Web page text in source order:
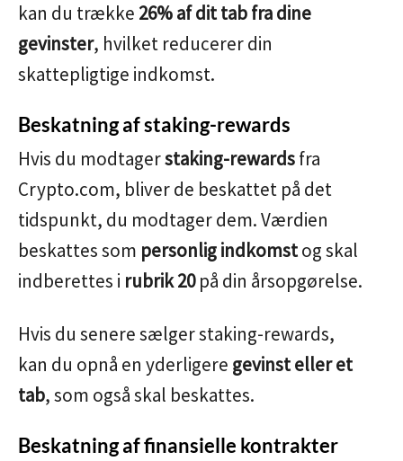
kan du trække 26% af dit tab fra dine
gevinster, hvilket reducerer din
skattepligtige indkomst.
Beskatning af staking-rewards
Hvis du modtagerstaking-rewardsfra
Crypto.com, bliver de beskattet på det
tidspunkt, du modtager dem. Værdien
beskattes som personlig indkomstog skal
indberettes i rubrik 20på din årsopgørelse.
Hvis du senere sælger staking-rewards,
kan du opnå en yderligere gevinst eller et
tab, som også skal beskattes.
Beskatning af finansielle kontrakter